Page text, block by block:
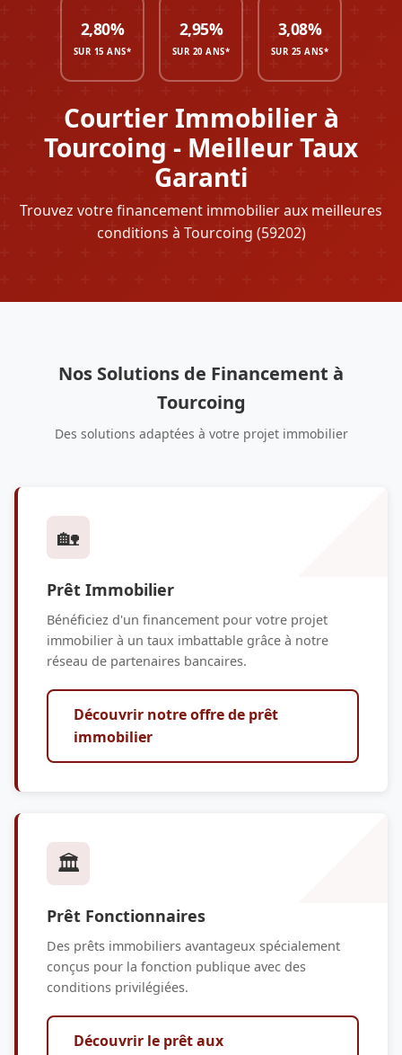
Courtier Immobilier à
Tourcoing - Meilleur Taux
Garanti
Trouvez votre financement immobilier aux meilleures
conditions à Tourcoing (59202)
2,80%
SUR 15 ANS*
2,95%
SUR 20 ANS*
3,08%
SUR 25 ANS*
Nos Solutions de Financement à
Tourcoing
Des solutions adaptées à votre projet immobilier
🏡
Prêt Immobilier
Bénéficiez d'un financement pour votre projet
immobilier à un taux imbattable grâce à notre
réseau de partenaires bancaires.
Découvrir notre offre de prêt
immobilier
🏛️
Prêt Fonctionnaires
Des prêts immobiliers avantageux spécialement
conçus pour la fonction publique avec des
conditions privilégiées.
Découvrir le prêt aux